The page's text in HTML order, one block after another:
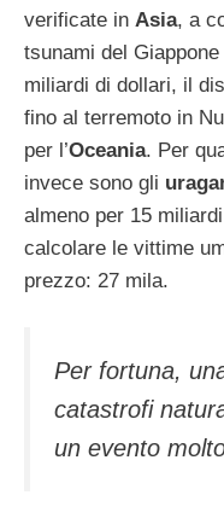
verificate in Asia, a
tsunami del
miliardi di dollari, il
fino al terremoto in
per l’Oceania. Per
invece sono gli
almeno per 15
calcolare le vittime
prezzo: 27 mila.
Per fortuna,
catastrofi
un evento